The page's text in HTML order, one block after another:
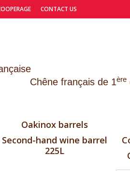
CONTACT US
Chêne français de 1ère
Oakinox barrels
Second-hand wine barrel
225L